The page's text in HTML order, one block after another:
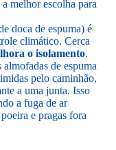
melhor escolha para
doca de espuma) é
climático. Cerca
o isolamento.
de espuma
pelo caminhão,
a uma junta. Isso
a fuga de ar
e pragas fora